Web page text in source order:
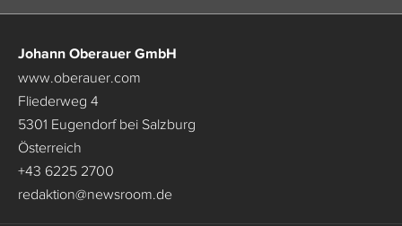
Johann Oberauer GmbH
www.oberauer.com
Fliederweg 4
5301 Eugendorf bei Salzburg
Österreich
+43 6225 2700
redaktion@newsroom.de